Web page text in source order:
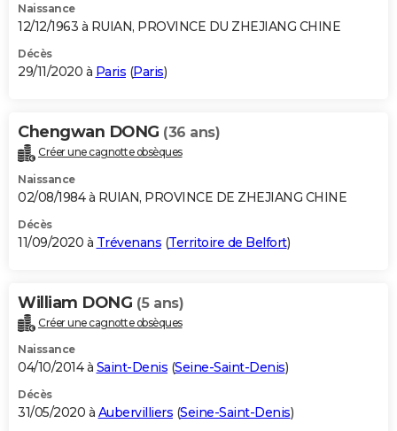
Naissance
12/12/1963 à RUIAN, PROVINCE DU ZHEJIANG CHINE
Décès
29/11/2020 à Paris (Paris)
Chengwan DONG (36 ans)
Créer une cagnotte obsèques
Naissance
02/08/1984 à RUIAN, PROVINCE DE ZHEJIANG CHINE
Décès
11/09/2020 à Trévenans (Territoire de Belfort)
William DONG (5 ans)
Créer une cagnotte obsèques
Naissance
04/10/2014 à Saint-Denis (Seine-Saint-Denis)
Décès
31/05/2020 à Aubervilliers (Seine-Saint-Denis)